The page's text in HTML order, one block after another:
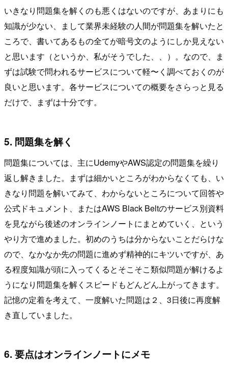
いきなり問題集を解くのも悪くはないのですが、あまりにも
知識が少ない、まして業界未経験の人間が問題集を解いたと
ころで、書いてあるもの全てが暗号文のようにしか見えない
と思います（というか、私がそうでした、、）。なので、ま
ずは試験で問われるサービスについて軽〜く調べておくのが
良いと思います。各サービスについての概要をさらっと見る
だけで、まずは十分です。
5. 問題集を解く
問題集については、主にUdemyやAWS認定の問題集を繰り
返し解きました。まずは細かいところがわからなくても、い
きなり問題を解いてみて、わからないところについて回答や
公式ドキュメント、またはAWS Black Beltのサービス別資料
を見ながら後述のオンラインノートにまとめていく、という
やり方で進めました。初めのうちは分からないことだらけな
ので、なかなか先の問題に進めず精神的にキツいですが、あ
る程度知識が頭に入ってくるとそこそこ類似問題が解けるよ
うになり問題集を解くスピードもどんどん上がってきます。
記憶の定着を考えて、一度解いた問題は２、3日後に再度解
き直していました。
6. 要点はオンラインノートにメモ